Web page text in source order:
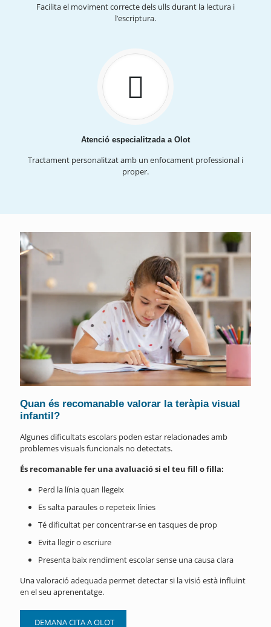
Facilita el moviment correcte dels ulls durant la lectura i
l’escriptura.
Atenció especialitzada a Olot
Tractament personalitzat amb un enfocament professional i
proper.
Quan és recomanable valorar la teràpia visual
infantil?
Algunes dificultats escolars poden estar relacionades amb
problemes visuals funcionals no detectats.
És recomanable fer una avaluació si el teu fill o filla:
Perd la línia quan llegeix
Es salta paraules o repeteix línies
Té dificultat per concentrar-se en tasques de prop
Evita llegir o escriure
Presenta baix rendiment escolar sense una causa clara
Una valoració adequada permet detectar si la visió està influint
en el seu aprenentatge.
DEMANA CITA A OLOT